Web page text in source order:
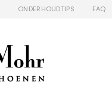
ONDERHOUDTIPS FAQ